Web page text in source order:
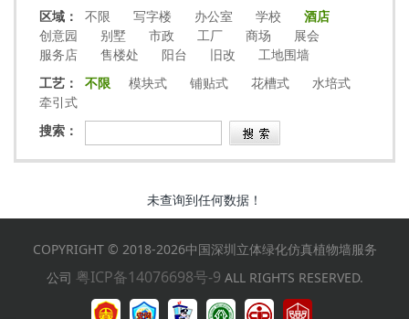
区域：
不限 写字楼 办公室 学校
酒店
创意园
别墅 市政 工厂 商场
展会
服务店
售楼处 阳台 旧改
工地围墙
工艺：
不限 模块式 铺贴式 花槽式
水培式
牵引式
搜索：
未查询到任何数据！
COPYRIGHT © 2018-2026中国深圳立体绿化仿真植物墙服务
公司 粤ICP备14076698号-9 ALL RIGHTS RESERVED.